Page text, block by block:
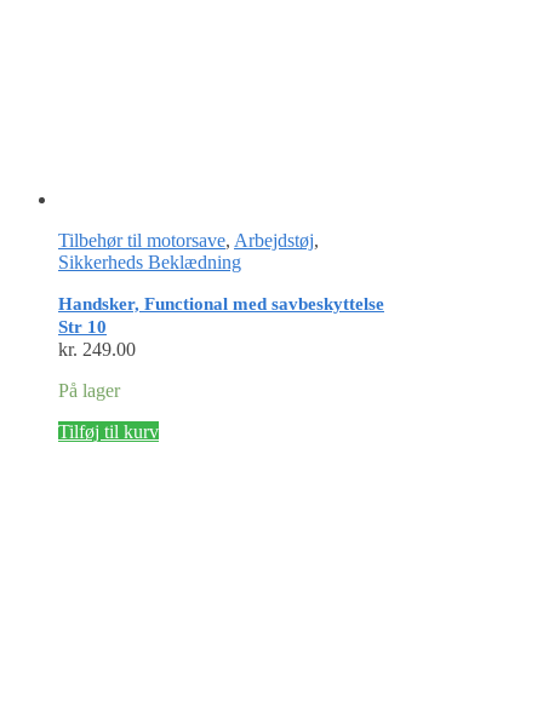
Tilbehør til motorsave, Arbejdstøj,
Sikkerheds Beklædning
Handsker, Functional med savbeskyttelse
Str 10
kr. 249.00
På lager
Tilføj til kurv